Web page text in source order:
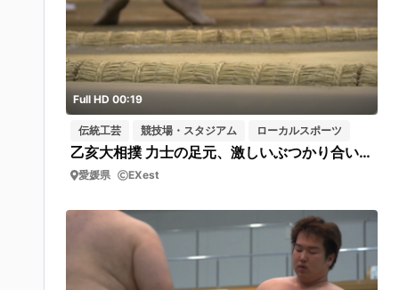
Full HD 00:19
伝統工芸 競技場・スタジアム ローカルスポーツ
乙亥大相撲 力士の足元、激しいぶつかり合い（乙亥の里 乙亥会館） 短01
愛媛県 EXest